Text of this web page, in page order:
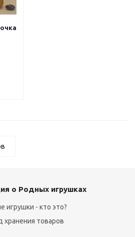
о Родных игрушках
игрушки - кто это?
хранения товаров